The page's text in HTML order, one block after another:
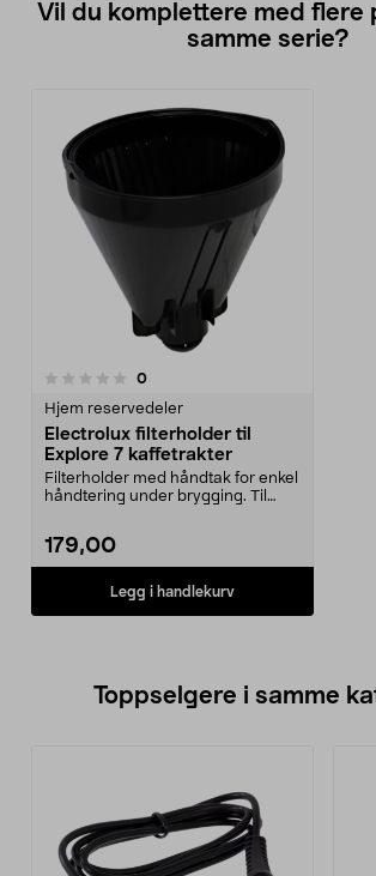
Vil du komplettere med flere
samme serie?
0anmeldelser
Hjem reservedeler
Electrolux filterholder til
Explore 7 kaffetrakter
Filterholder med håndtak for enkel
håndtering under brygging. Til
179,00
Legg i handlekurv
Toppselgere i samme